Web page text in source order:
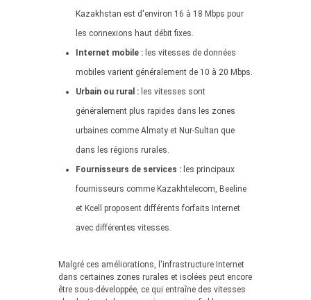
Kazakhstan est d'environ 16 à 18 Mbps pour
les connexions haut débit fixes.
Internet mobile : les vitesses de données
mobiles varient généralement de 10 à 20 Mbps.
Urbain ou rural : les vitesses sont
généralement plus rapides dans les zones
urbaines comme Almaty et Nur-Sultan que
dans les régions rurales.
Fournisseurs de services : les principaux
fournisseurs comme Kazakhtelecom, Beeline
et Kcell proposent différents forfaits Internet
avec différentes vitesses.
Malgré ces améliorations, l'infrastructure Internet
dans certaines zones rurales et isolées peut encore
être sous-développée, ce qui entraîne des vitesses